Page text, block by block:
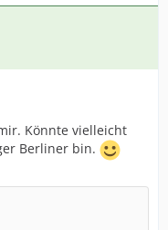
Könnte vielleicht
Berliner bin.